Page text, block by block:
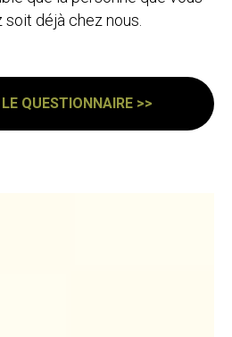
déjà chez nous.
QUESTIONNAIRE >>